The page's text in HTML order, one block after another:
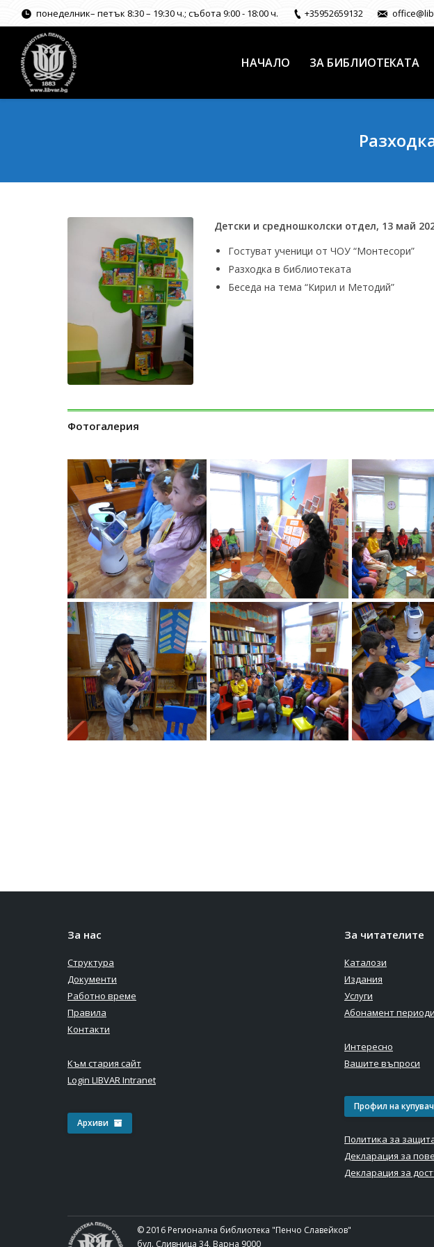
понеделник– петък 8:30 – 19:30 ч.; събота 9:00 - 18:00 ч. +35952659132
НАЧАЛО ЗА БИБЛИОТЕКАТА
Детски и средношколски отдел, 13 май
Гостуват ученици от ЧОУ “Монтесори”
Разходка в библиотеката
Беседа на тема “Кирил и Методий”
Фотогалерия
За нас
Структура
Документи
Работно време
Правила
Контакти
Към стария сайт
Login LIBVAR Intranet
Архиви
За читателите
Каталози
Издания
Услуги
Абонамент
Интересно
Вашите въпроси
Профил на
Политика за
Декларация за
Декларация за
© 2016 Регионална библиотека "Пенчо Славейков"
бул. Сливница 34, Варна 9000